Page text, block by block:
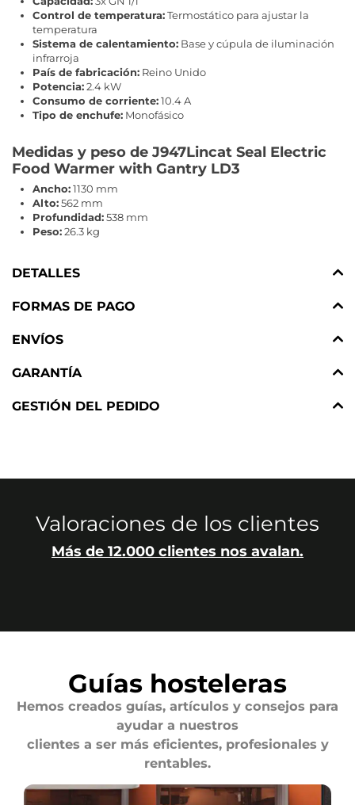
Control de temperatura:Termostático para ajustar la
temperatura
Sistema de calentamiento: Base y cúpula de iluminación
infrarroja
País de fabricación: Reino Unido
Potencia:2.4 kW
Consumo de corriente:10.4 A
Tipo de enchufe: Monofásico
Medidas y peso de J947Lincat Seal Electric
Food Warmer with Gantry LD3
Ancho:1130 mm
Alto:562 mm
Profundidad:538 mm
Peso:26.3 kg
DETALLES
FORMAS DE PAGO
ENVÍOS
GARANTÍA
GESTIÓN DEL PEDIDO
Valoraciones de los clientes
Más de 12.000 clientes nos avalan.
Guías hosteleras
Hemos creados guías, artículos y consejos para
ayudar a nuestros
clientes a ser más eficientes, profesionales y
rentables.